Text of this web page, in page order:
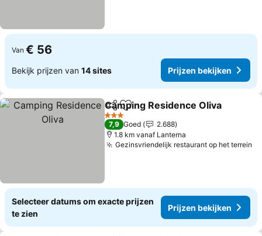
Van € 56
Bekijk prijzen van 14 sites Prijzen bekijken
DelenToevoegen aan favorieten
Camping Residence Oliva
3 Sterren
7,9 Goed
2.688
1.8 km vanaf Lanterna
Gezinsvriendelijk restaurant op het terrein
Selecteer datums om exacte prijzen
te zien
Prijzen bekijken